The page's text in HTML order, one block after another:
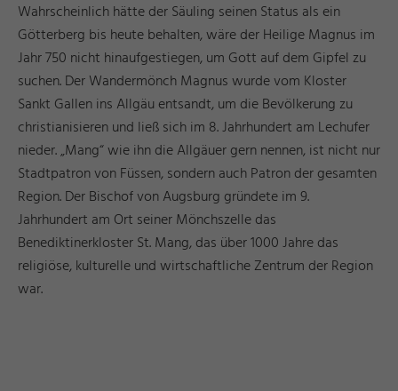
Wahrscheinlich hätte der Säuling seinen Status als ein
Götterberg bis heute behalten, wäre der Heilige Magnus im
Jahr 750 nicht hinaufgestiegen, um Gott auf dem Gipfel zu
suchen. Der Wandermönch Magnus wurde vom Kloster
Sankt Gallen ins Allgäu entsandt, um die Bevölkerung zu
christianisieren und ließ sich im 8. Jahrhundert am Lechufer
nieder. „Mang“ wie ihn die Allgäuer gern nennen, ist nicht nur
Stadtpatron von Füssen, sondern auch Patron der gesamten
Region. Der Bischof von Augsburg gründete im 9.
Jahrhundert am Ort seiner Mönchszelle das
Benediktinerkloster St. Mang, das über 1000 Jahre das
religiöse, kulturelle und wirtschaftliche Zentrum der Region
war.